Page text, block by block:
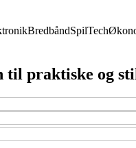
BredbåndSpilTech
praktiske og